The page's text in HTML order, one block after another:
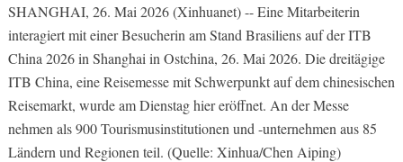
SHANGHAI, 26. Mai 2026 (Xinhuanet) -- Eine Mitarbeiterin
interagiert mit einer Besucherin am Stand Brasiliens auf der ITB
China 2026 in Shanghai in Ostchina, 26. Mai 2026. Die dreitägige
ITB China, eine Reisemesse mit Schwerpunkt auf dem chinesischen
Reisemarkt, wurde am Dienstag hier eröffnet. An der Messe
nehmen als 900 Tourismusinstitutionen und -unternehmen aus 85
Ländern und Regionen teil. (Quelle: Xinhua/Chen Aiping)